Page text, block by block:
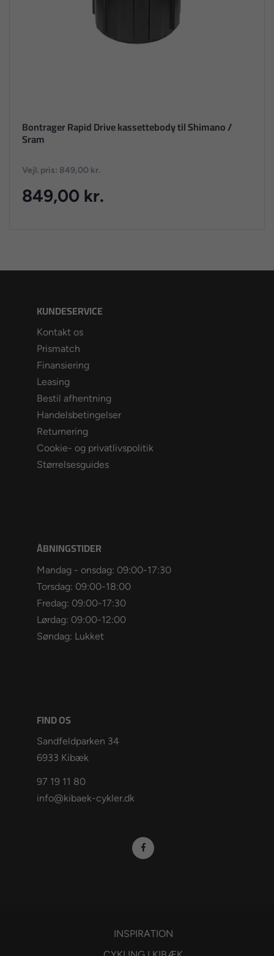
Bontrager Rapid Drive kassettebody til Shimano /
Sram
Vejl. pris: 849,00 kr.
849,00 kr.
KUNDESERVICE
Kontakt os
Prismatch
Finansiering
Leasing
Bestil afhentning
Handelsbetingelser
Returnering
Cookie- og privatlivspolitik
Størrelsesguides
ÅBNINGSTIDER
Mandag - onsdag: 09:00-17:30
Torsdag: 09:00-18:00
Fredag: 09:00-17:30
Lørdag: 09:00-12:00
Søndag: Lukket
FIND OS
Sandfeldparken 34
6933 Kibæk
97 19 11 80
info@kibaek-cykler.dk
INSPIRATION